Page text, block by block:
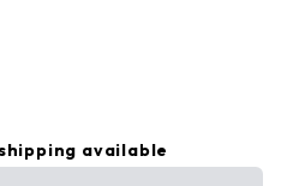
available